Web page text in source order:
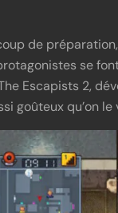
de
se
Escapists 2,
goûteux qu’on le